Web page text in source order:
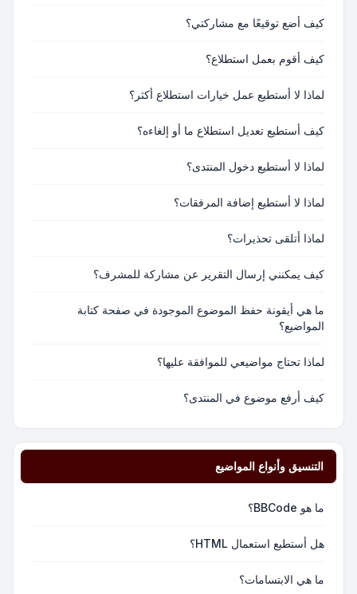
كيف أضع توقيعًا مع مشاركتي؟
كيف أقوم بعمل استطلاع؟
لماذا لا أستطيع عمل خيارات استطلاع أكثر؟
كيف أستطيع تعديل استطلاع ما أو إلغاءه؟
لماذا لا أستطيع دخول المنتدى؟
لماذا لا أستطيع إضافة المرفقات؟
لماذا أتلقى تحذيرات؟
كيف يمكنني إرسال التقرير عن مشاركة للمشرف؟
ما هي أيقونة حفظ الموضوع الموجودة في صفحة كتابة
المواضيع؟
لماذا تحتاج مواضيعي للموافقة عليها؟
كيف أرفع موضوع في المنتدى؟
التنسيق وأنواع المواضيع
ما هو BBCode؟
هل أستطيع استعمال HTML؟
ما هي الابتسامات؟